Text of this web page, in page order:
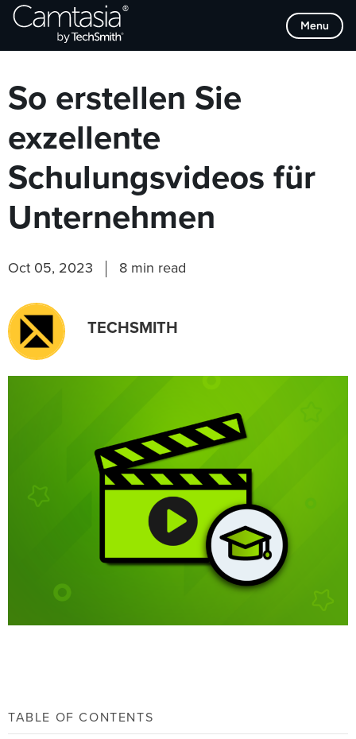
Direkt
zum
Menu
Browse Categories
So erstellen Sie
exzellente
Schulungsvideos für
Unternehmen
Oct 05, 2023 8 min read
TECHSMITH
TABLE OF CONTENTS